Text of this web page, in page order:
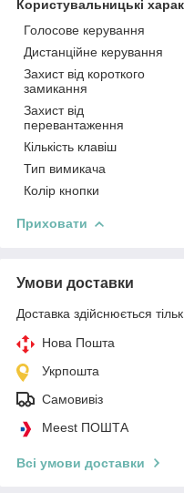
Користувальницькі
Голосове керування
Дистанційне керування
Захист від короткого
замикання
Захист від
перевантаження
Кількість клавіш
Тип вимикача
Колір кнопки
Приховати
Умови доставки
Доставка здійснюється
Нова Пошта
Укрпошта
Самовивіз
Meest ПОШТА
Всі умови доставки